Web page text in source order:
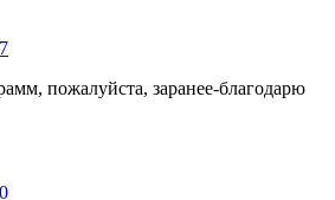
пожалуйста, заранее-благодарю